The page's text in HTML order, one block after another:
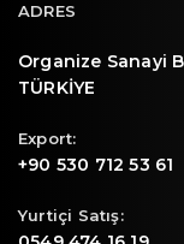
ADRES
Organize Sanayi
TÜRKİYE
Export:
+90 530 712 53 61
Yurtiçi Satış: